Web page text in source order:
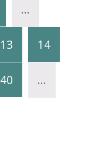
...
13 14
40
...